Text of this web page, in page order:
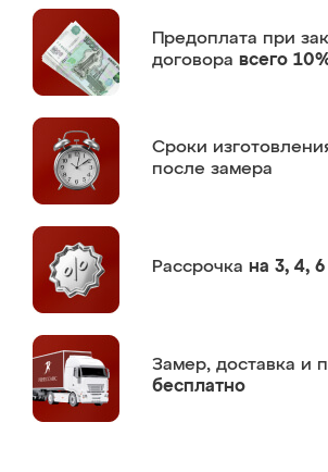
Предоплата при
договора всего
Сроки
после замера
Рассрочка на 3, 4,
Замер, доставка и
бесплатно